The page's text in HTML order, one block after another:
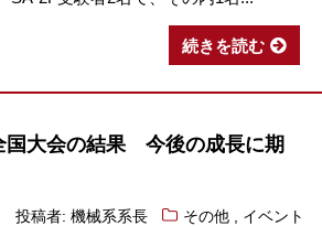
続きを読む
国大会の結果 今後の成長に期
投稿者: 機械系系長 その他
イベント